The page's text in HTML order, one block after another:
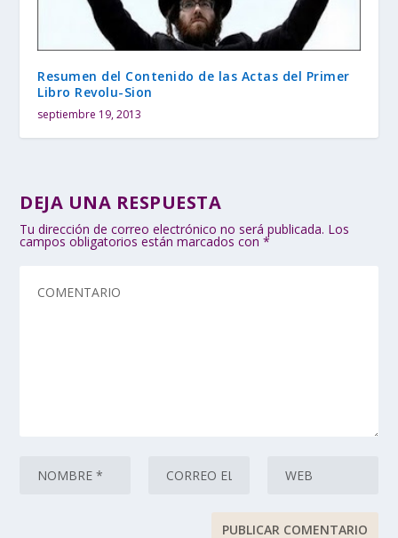
Resumen del Contenido de las Actas del Primer
Libro Revolu-Sion
septiembre 19, 2013
DEJA UNA RESPUESTA
Tu dirección de correo electrónico no será publicada. Los
campos obligatorios están marcados con*